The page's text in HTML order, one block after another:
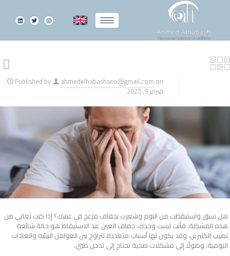
Published by ahmedelhabashseo@gmail.com on
فبراير 9, 2025
هل سبق واستيقظت من النوم وشعرت بجفاف مزعج في عينيك؟ إذا كنت تعاني من
هذه المشكلة، فأنت لست وحدك. جفاف العين عند الاستيقاظ هو حالة شائعة
تصيب الكثيرين، وقد يكون لها أسباب متعددة تتراوح بين العوامل البيئية والعادات
اليومية، وصولًا إلى مشكلات صحية تحتاج إلى تدخل طبي.